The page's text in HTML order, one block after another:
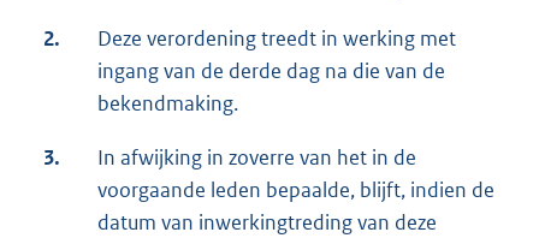
2.
Deze verordening treedt in werking met
ingang van de derde dag na die van de
bekendmaking.
3.
In afwijking in zoverre van het in de
voorgaande leden bepaalde, blijft, indien de
datum van inwerkingtreding van deze